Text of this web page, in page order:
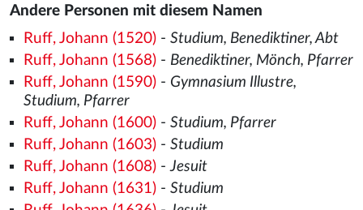
Andere Personen mit diesem Namen
Ruff, Johann (1520)- Studium, Benediktiner, Abt
Ruff, Johann (1568)- Benediktiner, Mönch, Pfarrer
Ruff, Johann (1590)- Gymnasium Illustre,
Studium, Pfarrer
Ruff, Johann (1600)- Studium, Pfarrer
Ruff, Johann (1603)- Studium
Ruff, Johann (1608)-Jesuit
Ruff, Johann (1631)- Studium